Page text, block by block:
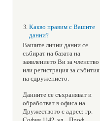
Какво правим с Вашите
данни?
Вашите лични данни се
събират на базата на
заявлението Ви за членство
или регистрация за събития
на сдружението.
Данните се съхраняват и
обработват в офиса на
Дружеството с адрес: гр.